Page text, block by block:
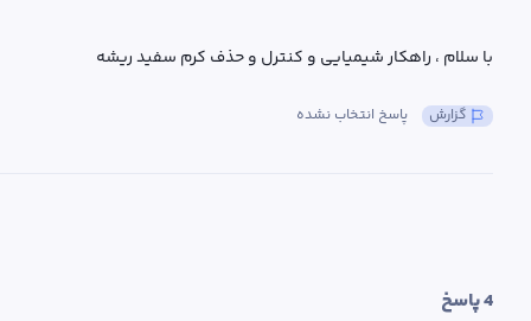
با سلام ، راهکار شیمیایی و کنترل و حذف کرم سفید ریشه
پاسخ انتخاب نشده گزارش
4 پاسخ